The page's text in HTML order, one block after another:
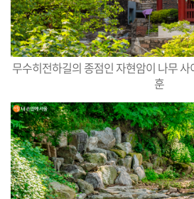
무수히전하길의 종점인 자현암이 나무
훈